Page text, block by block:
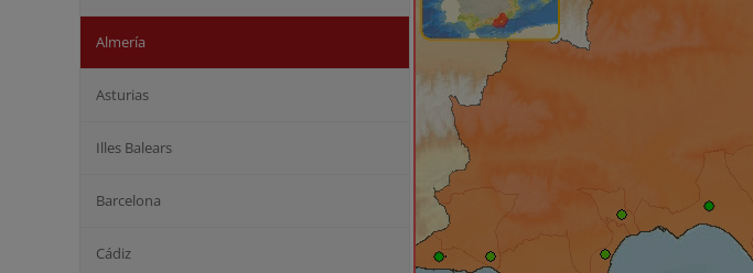
Almería
Asturias
Illes Balears
Barcelona
Cádiz